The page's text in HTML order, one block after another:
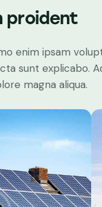
proident
enim ipsam
sunt explicabo.
magna aliqua.